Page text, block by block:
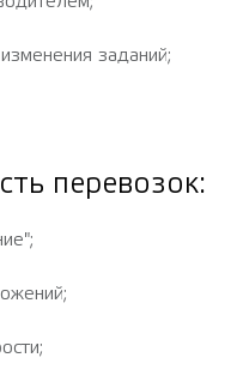
заданий;
перевозок: